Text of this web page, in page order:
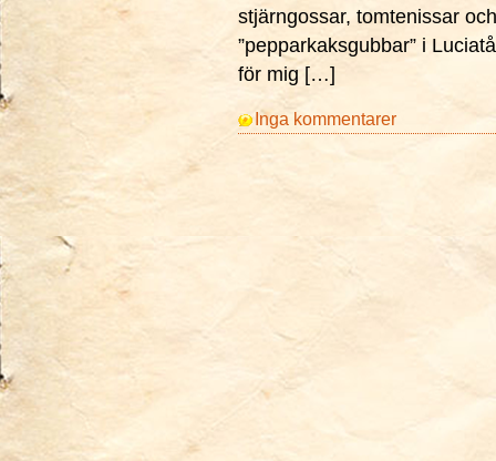
stjärngossar, tomtenissar
”pepparkaksgubbar” i
för mig […]
Inga kommentarer